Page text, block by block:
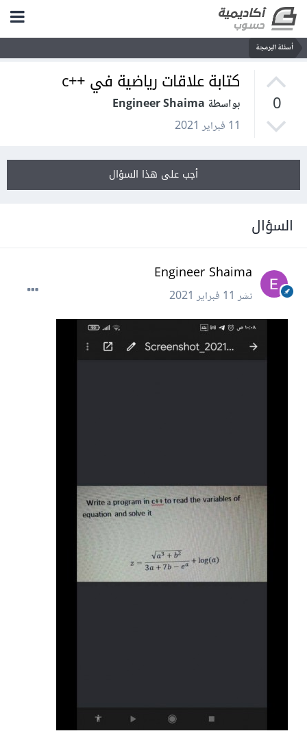
أسئلة البرمجة
0
كتابة علاقات رياضية في ++c
بواسطة Engineer Shaima
11 فبراير 2021
أجب على هذا السؤال
السؤال
Engineer Shaima
نشر11 فبراير 2021